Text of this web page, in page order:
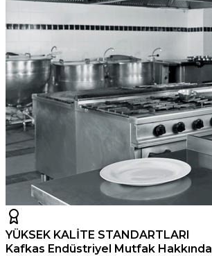
YÜKSEK KALİTE STANDARTLARI
Kafkas Endüstriyel Mutfak Hakkında